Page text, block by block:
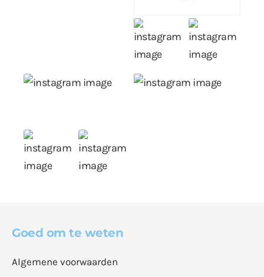
Goed om te weten
Algemene voorwaarden